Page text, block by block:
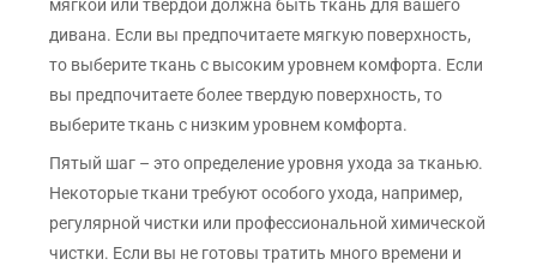
мягкой или твердой должна быть ткань для вашего
дивана. Если вы предпочитаете мягкую поверхность,
то выберите ткань с высоким уровнем комфорта. Если
вы предпочитаете более твердую поверхность, то
выберите ткань с низким уровнем комфорта.
Пятый шаг – это определение уровня ухода за тканью.
Некоторые ткани требуют особого ухода, например,
регулярной чистки или профессиональной химической
чистки. Если вы не готовы тратить много времени и